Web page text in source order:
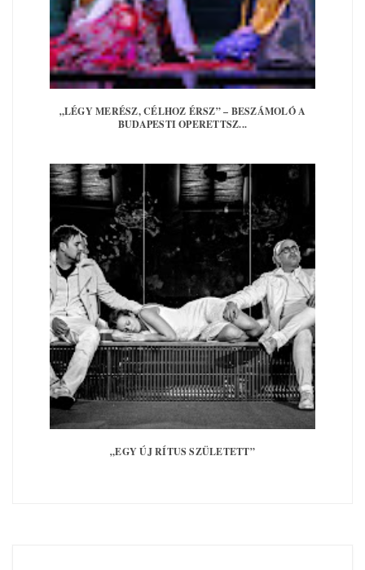
„LÉGY MERÉSZ, CÉLHOZ ÉRSZ” – BESZÁMOLÓ A
BUDAPESTI OPERETTSZ...
„EGY ÚJ RÍTUS SZÜLETETT”